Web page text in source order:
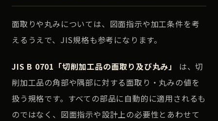
面取りや丸みについては、図面指示や加工条件を考
えるうえで、JIS規格も参考になります。
JIS B 0701「切削加工品の面取り及び丸み」
は、切
削加工品の角部や隅部に対する面取り・丸みの値を
扱う規格です。すべての部品に自動的に適用されるも
のではなく、図面指示や設計上の必要性とあわせて